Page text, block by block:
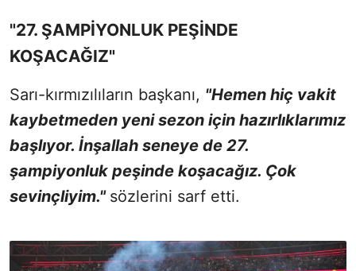
"27. ŞAMPİYONLUK PEŞİNDE
KOŞACAĞIZ"
Sarı-kırmızılıların başkanı, "Hemen hiç vakit
kaybetmeden yeni sezon için hazırlıklarımız
başlıyor. İnşallah seneye de 27.
şampiyonluk peşinde koşacağız. Çok
sevinçliyim." sözlerini sarf etti.